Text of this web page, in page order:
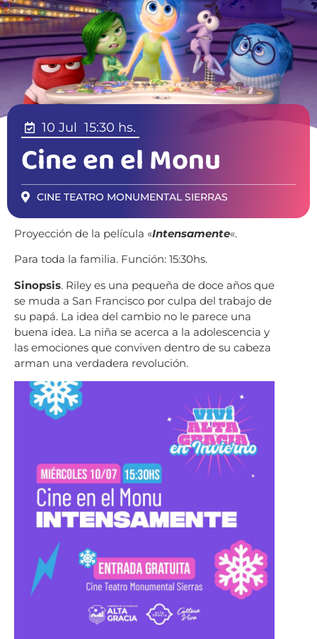
10 Jul 15:30 hs.
Cine en el Monu
CINE TEATRO MONUMENTAL SIERRAS
Proyección de la película «Intensamente«.
Para toda la familia. Función: 15:30hs.
Sinopsis. Riley es una pequeña de doce años que
se muda a San Francisco por culpa del trabajo de
su papá. La idea del cambio no le parece una
buena idea. La niña se acerca a la adolescencia y
las emociones que conviven dentro de su cabeza
arman una verdadera revolución.